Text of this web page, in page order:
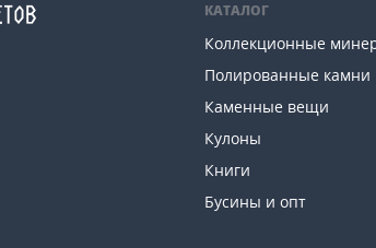
КАТАЛОГ
Коллекционные
Полированные камни
Каменные вещи
Кулоны
Книги
Бусины и опт